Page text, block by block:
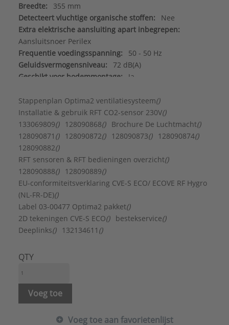
Breedte:
355 mm
Detecteert vluchtige organische stoffen:
Nee
Extra elektrische aansluiting apart inbegrepen:
Aansluitsnoer Perilex
Frequentie voedingsspanning:
50 - 50 Hz
Geluidsvermogensniveau:
72 dB(A)
Geschikt voor bodemmontage:
Ja
Geschikt voor plafondmontage: Ja
Geschikt voor vloermontage:
Ja
Geschikt voor wandmontage: Ja
Hoogte: 350 mm
Max. nom. stroom:
Montage horizontaal:
Ja
Montage verticaal:
Ja
Opgenomen vermogen bij max. luchthoeveelheid
bij 100 Pa:
75 W
Sensorgestuurde luchtstroom: Ja
Voedingsspanning: 207 - 253 V
Aantal aanzuigaansluitingen:
Achteraansluiting:
Bediening via app:
Diepte:
294 mm
Elektrische aansluiting:
Stappenplan Optima2 ventilatiesysteem()
Installatie & gebruik RFT CO2-sensor 230V()
133069809() 128090868() Brochure De Luchtmacht()
128090871 () 128090872() 128090873() 128090874()
128090882()
RFT sensoren & RFT bedieningen overzicht()
128090888() 128090889()
EU-conformiteitsverklaring CVE-S ECO/ ECOVE RF Hygro
(NL-FR-DE)()
Label 03-00477 Optima2 pakket()
2D tekeningen CVE-S ECO() bestekservice()
Deeplinks() 132134611 ()
QTY
Voeg toe
Voeg toe aan favorietenlijst